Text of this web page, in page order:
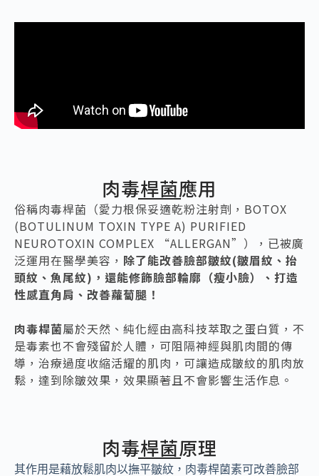
肉毒桿菌應用
俗稱肉毒桿菌（愛力根保妥適乾粉注射劑，BOTOX
(BOTULINUM TOXIN TYPE A) PURIFIED
NEUROTOXIN COMPLEX “ALLERGAN”），已被廣
泛運用在醫學美容， 除了能改善臉部皺紋(皺眉紋、抬
頭紋、魚尾紋)，還能修飾臉部輪廓（瘦小臉）、打造
性感直角肩、改善蘿蔔腿！
肉毒桿菌屬於天然、純化經由高科技萃取之蛋白質，不
是毒素也不會殘留於人體，可阻隔神經與肌肉間的傳
導，治療過度收縮活耀的肌肉，可讓造成皺紋的肌肉放
鬆，達到除皺效果，效果顯著且不會影響生活作息。
肉毒桿菌原理
其作用是藉放鬆肌肉以撫平皺紋，肉毒桿菌素可改善臉部